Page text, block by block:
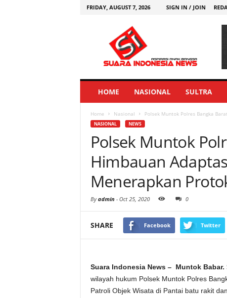
FRIDAY, AUGUST 7, 2026 SIGN IN / JOIN
HOME NASIONAL SULTRA
Home Nasional Polsek Muntok Polres Bangka
NASIONAL NEWS
Polsek Muntok
Himbauan
Menerapkan
Byadmin - Oct 25, 2020 0
SHARE Facebook Twitter
Suara Indonesia News – Muntok Babar.
wilayah hukum Polsek Muntok Polres
Patroli Objek Wisata di Pantai batu rakit